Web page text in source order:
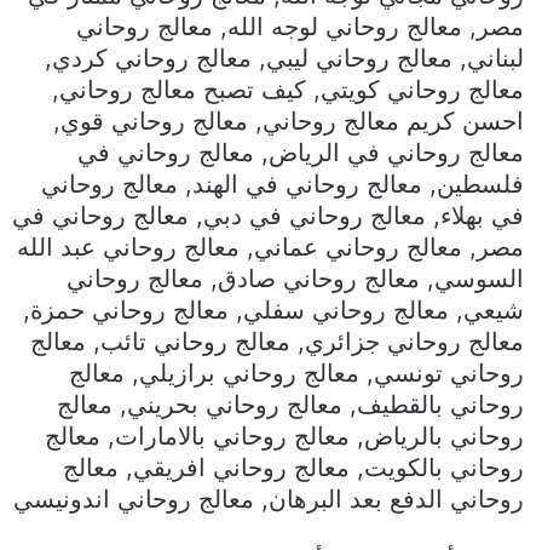
مصر, معالج روحاني لوجه الله, معالج روحاني
لبناني, معالج روحاني ليبي, معالج روحاني كردي,
معالج روحاني كويتي, كيف تصبح معالج روحاني,
احسن كريم معالج روحاني, معالج روحاني قوي,
معالج روحاني في الرياض, معالج روحاني في
فلسطين, معالج روحاني في الهند, معالج روحاني
في بهلاء, معالج روحاني في دبي, معالج روحاني في
مصر, معالج روحاني عماني, معالج روحاني عبد الله
السوسي, معالج روحاني صادق, معالج روحاني
شيعي, معالج روحاني سفلي, معالج روحاني حمزة,
معالج روحاني جزائري, معالج روحاني تائب, معالج
روحاني تونسي, معالج روحاني برازيلي, معالج
روحاني بالقطيف, معالج روحاني بحريني, معالج
روحاني بالرياض, معالج روحاني بالامارات, معالج
روحاني بالكويت, معالج روحاني افريقي, معالج
روحاني الدفع بعد البرهان, معالج روحاني اندونيسي